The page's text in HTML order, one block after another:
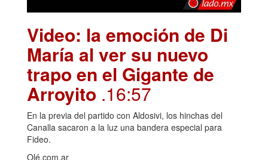
Video: la emoción de Di
María al ver su nuevo
trapo en el Gigante de
Arroyito .16:57
En la previa del partido con Aldosivi, los hinchas del
Canalla sacaron a la luz una bandera especial para
Fideo.
Olé.com.ar